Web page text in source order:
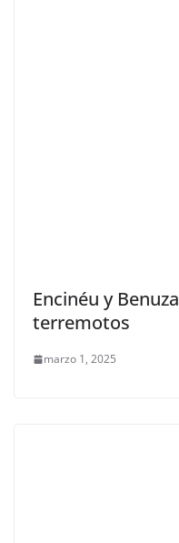
Encinéu y
terremotos
marzo 1, 2025